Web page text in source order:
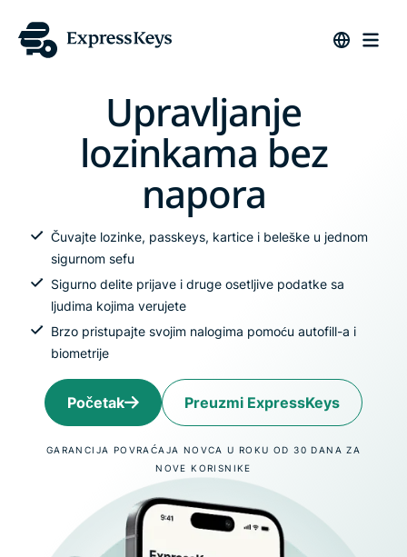
Upravljanje
lozinkama bez
napora
Čuvajte lozinke, passkeys, kartice i beleške u jednom
sigurnom sefu
Sigurno delite prijave i druge osetljive podatke sa
ljudima kojima verujete
Brzo pristupajte svojim nalogima pomoću autofill-a i
biometrije
Početak Preuzmi ExpressKeys
GARANCIJA POVRAĆAJA NOVCA U ROKU OD 30 DANA ZA
NOVE KORISNIKE